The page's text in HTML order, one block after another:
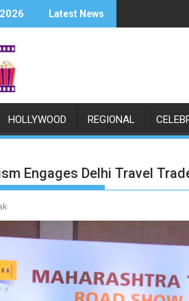
Latest News
HOLLYWOOD REGIONAL
Engages Delhi Travel